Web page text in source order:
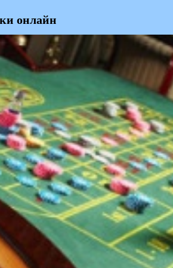
онлайн